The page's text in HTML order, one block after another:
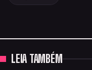
LEIA TAMBÉM